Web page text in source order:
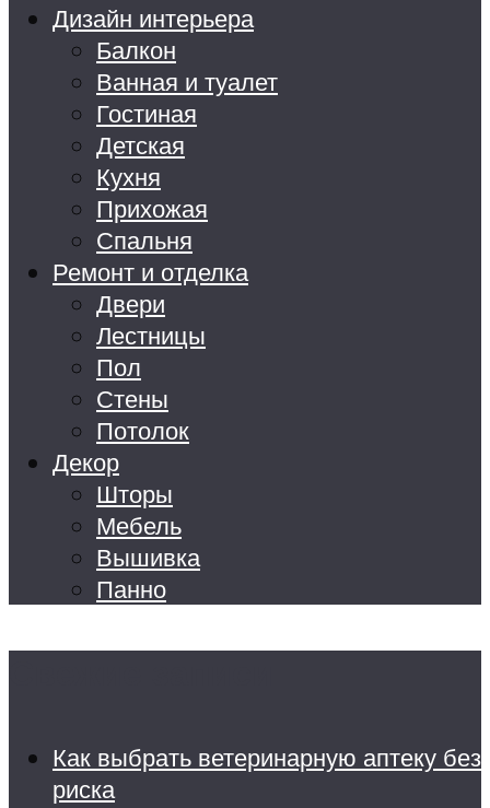
Дизайн интерьера
Балкон
Ванная и туалет
Гостиная
Детская
Кухня
Прихожая
Спальня
Ремонт и отделка
Двери
Лестницы
Пол
Стены
Потолок
Декор
Шторы
Мебель
Вышивка
Панно
Как выбрать ветеринарную аптеку без
риска